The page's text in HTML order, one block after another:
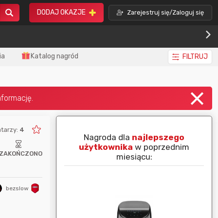
DODAJ OKAZJE Zarejestruj się/Zaloguj się
Katalog nagród FILTRUJ
4
ZAKOŃCZONO
bezslow
miesiącu:
Nagroda dla najlepszego
użytkownika w poprzednim
miesiącu: